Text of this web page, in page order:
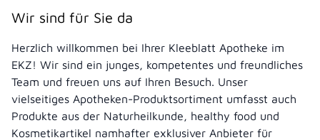
Wir sind für Sie da
Herzlich willkommen bei Ihrer Kleeblatt Apotheke im
EKZ! Wir sind ein junges, kompetentes und freundliches
Team und freuen uns auf Ihren Besuch. Unser
vielseitiges Apotheken-Produktsortiment umfasst auch
Produkte aus der Naturheilkunde, healthy food und
Kosmetikartikel namhafter exklusiver Anbieter für